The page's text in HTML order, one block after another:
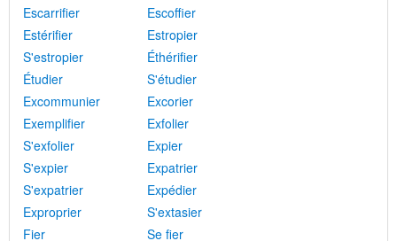
Escarrifier
Escoffier
Estérifier
Estropier
S'estropier
Éthérifier
Étudier
S'étudier
Excommunier
Excorier
Exemplifier
Exfolier
S'exfolier
Expier
S'expier
Expatrier
S'expatrier
Expédier
Exproprier
S'extasier
Fier
Se fier